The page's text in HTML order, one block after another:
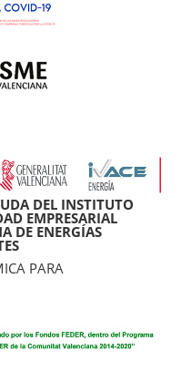
DEL INSTITUTO
EMPRESARIAL
DE ENERGÍAS
PARA